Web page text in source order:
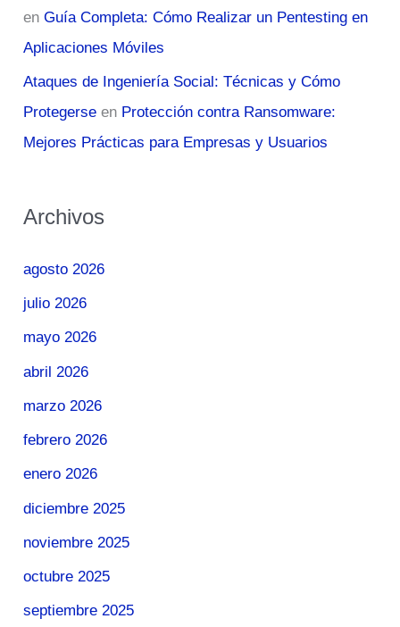
enGuía Completa: Cómo Realizar un Pentesting en
Aplicaciones Móviles
Ataques de Ingeniería Social: Técnicas y Cómo
Protegerse en Protección contra Ransomware:
Mejores Prácticas para Empresas y Usuarios
Archivos
agosto 2026
julio 2026
mayo 2026
abril 2026
marzo 2026
febrero 2026
enero 2026
diciembre 2025
noviembre 2025
octubre 2025
septiembre 2025